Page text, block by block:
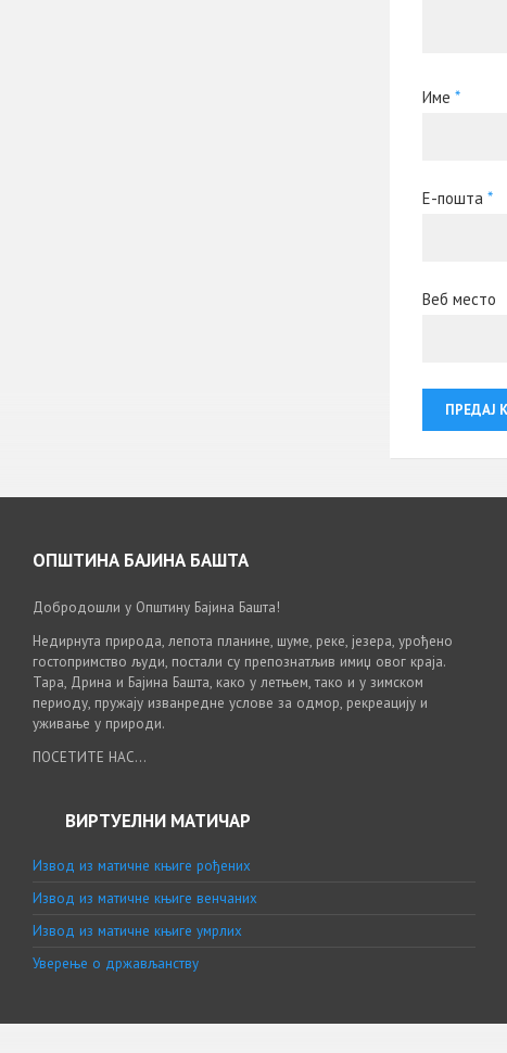
Име *
Е-пошта *
Веб место
ОПШТИНА БАЈИНА БАШТА
Добродошли у Општину Бајина Башта!
Недирнута природа, лепота планине, шуме, реке, језера, урођено
гостопримство људи, постали су препознатљив имиџ овог краја.
Тара, Дрина и Бајина Башта, како у летњем, тако и у зимском
периоду, пружају изванредне услове за одмор, рекреацију и
уживање у природи.
ПОСЕТИТЕ НАС...
ВИРТУЕЛНИ МАТИЧАР
Извод из матичне књиге рођених
Извод из матичне књиге венчаних
Извод из матичне књиге умрлих
Уверење о држављанству